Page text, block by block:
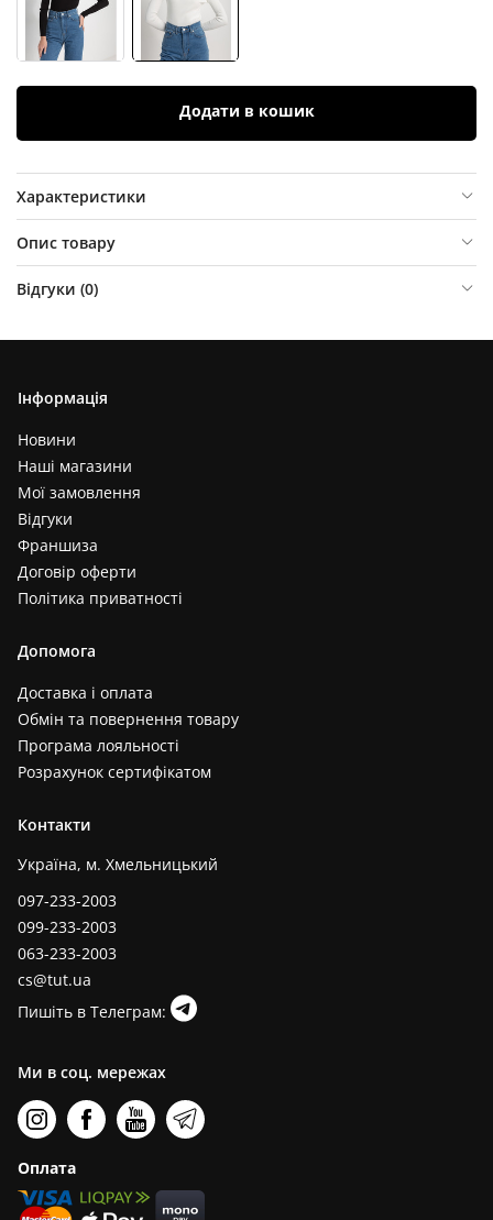
Додати в кошик
Характеристики
Опис товару
Відгуки (0)
Інформація
Новини
Наші магазини
Мої замовлення
Відгуки
Франшиза
Договір оферти
Політика приватності
Допомога
Доставка і оплата
Обмін та повернення товару
Програма лояльності
Розрахунок сертифікатом
Контакти
Україна, м. Хмельницький
097-233-2003
099-233-2003
063-233-2003
cs@tut.ua
Пишіть в Телеграм:
Ми в соц. мережах
Оплата